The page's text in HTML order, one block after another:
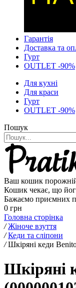
Гарантія
Доставка та
Гурт
OUTLET -90%
Для кухні
Для краси
Гурт
OUTLET -90%
Пошук
Ваш кошик
Кошик чекає, що
Бажаємо приємних
0 грн
Головна сторінка
/ Жіноче взуття
/ Кеди та сліпони
/ Шкіряні кеди
Шкіряні